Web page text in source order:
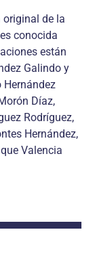
de la
conocida
están
Galindo y
Hernández
Díaz,
Rodríguez,
Hernández,
Valencia